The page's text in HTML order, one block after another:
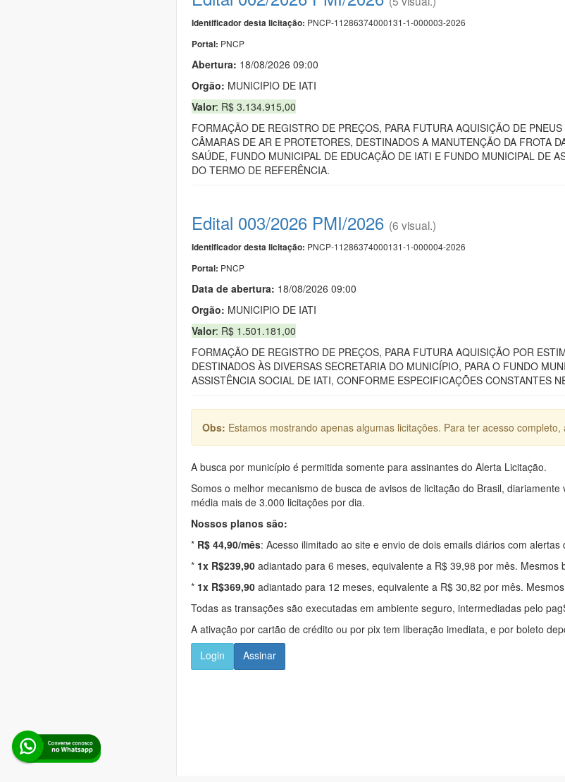
Identificador desta licitação: PNCP-11286374000131-1-000003-2026
Portal: PNCP
Abertura: 18/08/2026 09:00
Orgão: MUNICIPIO DE IATI
Valor: R$ 3.134.915,00
FORMAÇÃO DE REGISTRO DE PREÇOS, PARA FUTURA AQUISIÇÃO DE
CÂMARAS DE AR E PROTETORES, DESTINADOS A MANUTENÇÃO DA FROTA
SAÚDE, FUNDO MUNICIPAL DE EDUCAÇÃO DE IATI E FUNDO MUNICIPAL DE
DO TERMO DE REFERÊNCIA.
Edital 003/2026 PMI/2026 (6 visual.)
Identificador desta licitação: PNCP-11286374000131-1-000004-2026
Portal: PNCP
Data de abertura: 18/08/2026 09:00
Orgão: MUNICIPIO DE IATI
Valor: R$ 1.501.181,00
FORMAÇÃO DE REGISTRO DE PREÇOS, PARA FUTURA AQUISIÇÃO POR
DESTINADOS ÀS DIVERSAS SECRETARIA DO MUNICÍPIO, PARA O FUNDO
ASSISTÊNCIA SOCIAL DE IATI, CONFORME ESPECIFICAÇÕES CONSTANTES
Obs: Estamos mostrando apenas algumas licitações. Para ter acesso
A busca por município é permitida somente para assinantes do Alerta Licitação.
Somos o melhor mecanismo de busca de avisos de licitação do Brasil,
média mais de 3.000 licitações por dia.
Nossos planos são:
* R$ 44,90/mês: Acesso ilimitado ao site e envio de dois emails diários com
* 1x R$239,90 adiantado para 6 meses, equivalente a R$ 39,98 por mês.
* 1x R$369,90 adiantado para 12 meses, equivalente a R$ 30,82 por mês.
Todas as transações são executadas em ambiente seguro, intermediadas pelo
A ativação por cartão de crédito ou por pix tem liberação imediata, e por boleto
Login
Assinar